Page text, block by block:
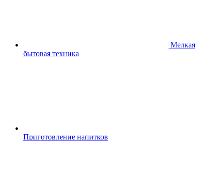
Мелкая
бытовая техника
Приготовление напитков